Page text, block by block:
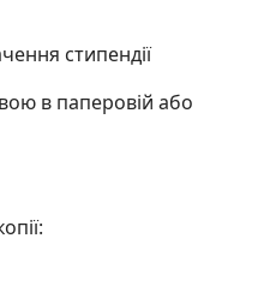
стипендії
в паперовій або